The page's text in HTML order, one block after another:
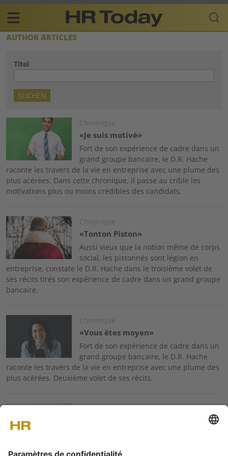
Skip
content
Plattform
für
Human
Main
FR
AUTHOR ARTICLES
Titel
Chronique
«Je suis motivé»
Fort de son expérience de cadre dans un
grand groupe bancaire, le D.R. Hache
raconte les travers de la vie en entreprise avec une plume des
plus acérées. Dans cette chronique, il passe au crible les
motivations plus ou moins crédibles des candidats.
Image Chronique
«Tonton Piston»
Aussi vieux que la notion même de corps
social, les pistonnés sont légion en
entreprise, constate le D.R. Hache dans le troisième volet de
ses récits tirés son expérience de cadre dans un grand groupe
bancaire.
Chronique
«Vous êtes moyen»
Fort de son expérience de cadre dans un
grand groupe bancaire, le D.R. Hache
raconte les travers de la vie en entreprise avec une plume des
plus acérées. Deuxième volet de ses récits.
Image Chronique